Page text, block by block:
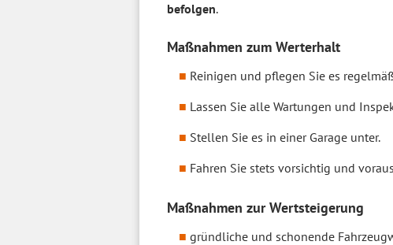
befolgen.
Maßnahmen zum Werterhalt
Reinigen und pflegen Sie es
Lassen Sie alle Wartungen und
Stellen Sie es in einer Garage unter.
Fahren Sie stets vorsichtig und
Maßnahmen zur Wertsteigerung
gründliche und schonende